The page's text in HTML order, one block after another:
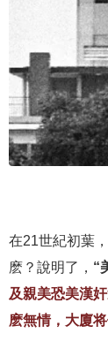
在21世紀初葉
麽？說明了， “
及親美恐美漢
麽無情，大廈